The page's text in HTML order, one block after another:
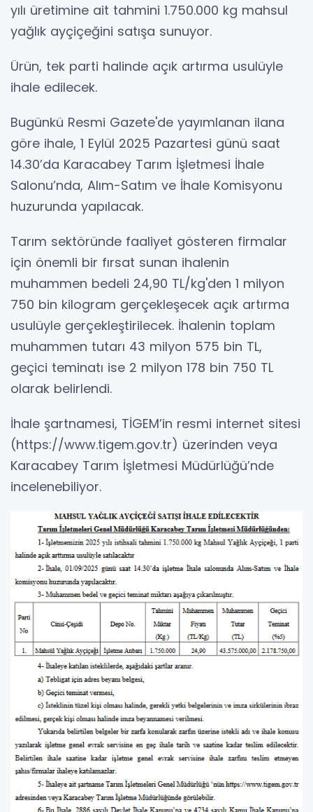
yılı üretimine ait tahmini 1.750.000 kg mahsul
yağlık ayçiçeğini satışa sunuyor.
Ürün, tek parti halinde açık artırma usulüyle
ihale edilecek.
Bugünkü Resmi Gazete'de yayımlanan ilana
göre ihale, 1 Eylül 2025 Pazartesi günü saat
14.30’da Karacabey Tarım İşletmesi İhale
Salonu’nda, Alım-Satım ve İhale Komisyonu
huzurunda yapılacak.
Tarım sektöründe faaliyet gösteren firmalar
için önemli bir fırsat sunan ihalenin
muhammen bedeli 24,90 TL/kg'den 1 milyon
750 bin kilogram gerçekleşecek açık artırma
usulüyle gerçekleştirilecek. İhalenin toplam
muhammen tutarı 43 milyon 575 bin TL,
geçici teminatı ise 2 milyon 178 bin 750 TL
olarak belirlendi.
İhale şartnamesi, TİGEM’in resmi internet sitesi
(https://www.tigem.gov.tr) üzerinden veya
Karacabey Tarım İşletmesi Müdürlüğü’nde
incelenebiliyor.